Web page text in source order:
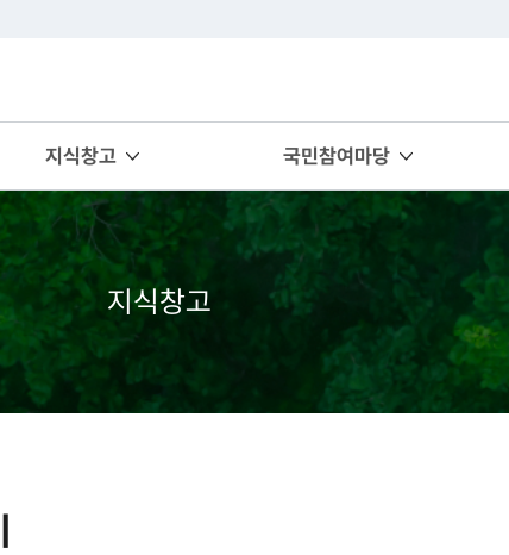
지식창고 국민참여마당
지식창고